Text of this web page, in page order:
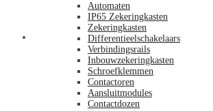
Automaten
IP65 Zekeringkasten
Zekeringkasten
Differentieelschakelaars
Verbindingsrails
Inbouwzekeringkasten
Schroefklemmen
Contactoren
Aansluitmodules
Contactdozen